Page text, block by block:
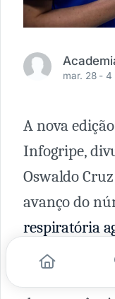
mar. 28 -4
A nova
Infogripe,
Oswaldo
avanço do
respiratória
Análises